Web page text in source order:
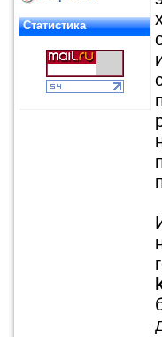
Статистика